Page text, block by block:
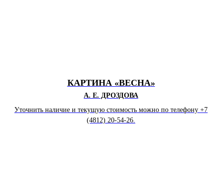
КАРТИНА «ВЕСНА»
А. Е. ДРОЗДОВА
Уточнить наличие и текущую стоимость можно по телефону +7
(4812) 20-54-26.